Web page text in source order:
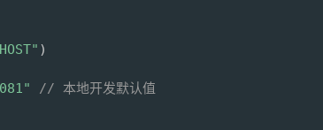
)
// 本地开发默认值